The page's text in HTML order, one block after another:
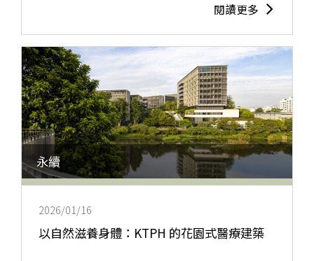
閱讀更多
永續
2026/01/16
以自然滋養身體：KTPH 的花園式醫療建築